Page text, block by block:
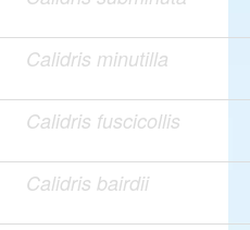
Calidris minutilla
Calidris fuscicollis
Calidris bairdii